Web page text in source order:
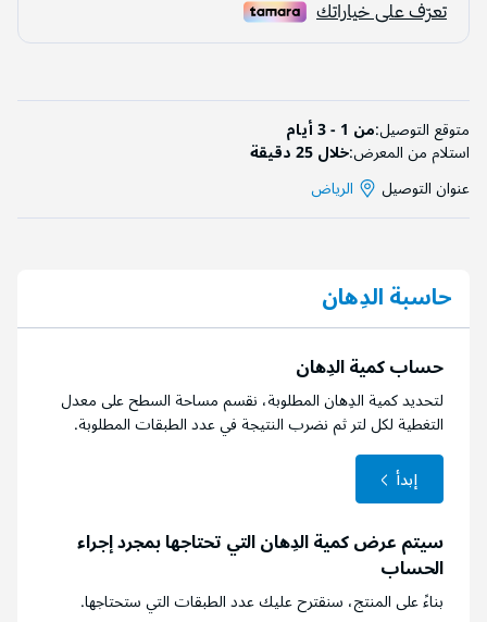
متوقع التوصيل:من 1 - 3 أيام
استلام من المعرض:خلال 25 دقيقة
عنوان التوصيل
الرياض
حاسبة الدِهان
حساب كمية الدِهان
لتحديد كمية الدِهان المطلوبة، نقسم مساحة السطح على معدل
التغطية لكل لتر ثم نضرب النتيجة في عدد الطبقات المطلوبة.
إبدأ
سيتم عرض كمية الدِهان التي تحتاجها بمجرد إجراء
الحساب
بناءً على المنتج، سنقترح عليك عدد الطبقات التي ستحتاجها.